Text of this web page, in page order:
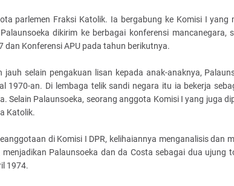
parlemen Fraksi Katolik. Ia bergabung ke Komisi I yang
dikirim ke berbagai konferensi mancanegara,
dan Konferensi APU pada tahun berikutnya.
selain pengakuan lisan kepada anak-anaknya,
1970-an. Di lembaga telik sandi negara itu ia bekerja
Selain Palaunsoeka, seorang anggota Komisi I yang juga
Katolik.
di Komisi I DPR, kelihaiannya menganalisis dan
Palaunsoeka dan da Costa sebagai dua ujung
1974.